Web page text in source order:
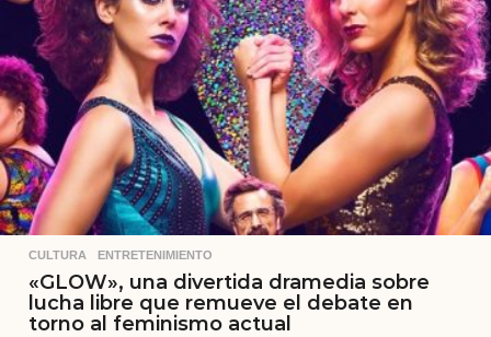
CULTURA ,ENTRETENIMIENTO
«GLOW», una divertida dramedia sobre
lucha libre que remueve el debate en
torno al feminismo actual